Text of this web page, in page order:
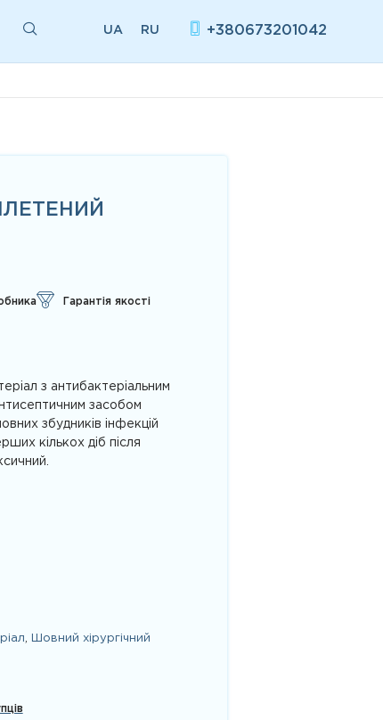
UA RU +380673201042
Гарантія якості
з антибактеріальним
засобом
збудників інфекцій
кількох діб після
Шовний хірургічний